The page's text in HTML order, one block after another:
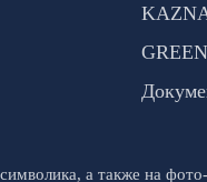
а также на